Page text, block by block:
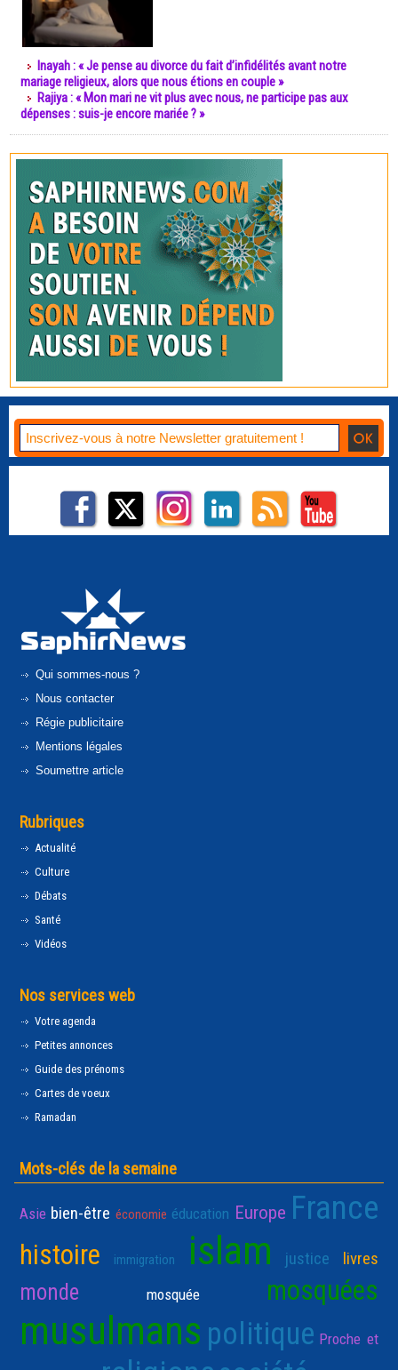
Inayah : « Je pense au divorce du fait d’infidélités avant notre
mariage religieux, alors que nous étions en couple »
Rajiya : « Mon mari ne vit plus avec nous, ne participe pas aux
dépenses : suis-je encore mariée ? »
Qui sommes-nous ?
Nous contacter
Régie publicitaire
Mentions légales
Soumettre article
Rubriques
Actualité
Culture
Débats
Santé
Vidéos
Nos services web
Votre agenda
Petites annonces
Guide des prénoms
Cartes de voeux
Ramadan
Mots-clés de la semaine
Asie bien-être économie éducation Europe France
histoire immigration islam justice livres
monde mosquée mosquées
musulmans politique Proche et